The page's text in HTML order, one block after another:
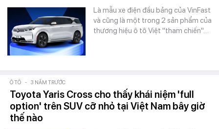
Là mẫu xe điện đầu bảng của VinFast
và cũng là một trong 2 sản phẩm của
thương hiệu ô tô Việt "tham chiến"…
Ô TÔ - 3 NĂM TRƯỚC
Toyota Yaris Cross cho thấy khái niệm 'full
option' trên SUV cỡ nhỏ tại Việt Nam bây giờ
thế nào